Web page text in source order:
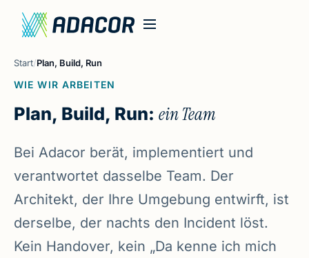
Start/Plan, Build, Run
WIE WIR ARBEITEN
Plan, Build, Run: ein Team
Bei Adacor berät, implementiert und
verantwortet dasselbe Team. Der
Architekt, der Ihre Umgebung entwirft, ist
derselbe, der nachts den Incident löst.
Kein Handover, kein „Da kenne ich mich